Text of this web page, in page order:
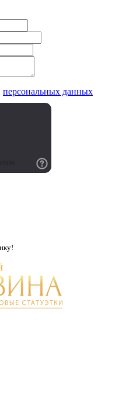
персональных данных